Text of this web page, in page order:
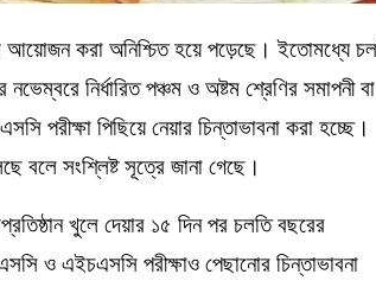
নির্ধারিত পঞ্চম ও অষ্টম শ্রেণির সমাপনী বা
পরীক্ষা পিছিয়ে নেয়ার চিন্তাভাবনা করা হচ্ছে।
বলে সংশ্লিষ্ট সূত্রে জানা গেছে।
খুলে দেয়ার ১৫ দিন পর চলতি বছরের
ও এইচএসসি পরীক্ষাও পেছানোর চিন্তাভাবনা